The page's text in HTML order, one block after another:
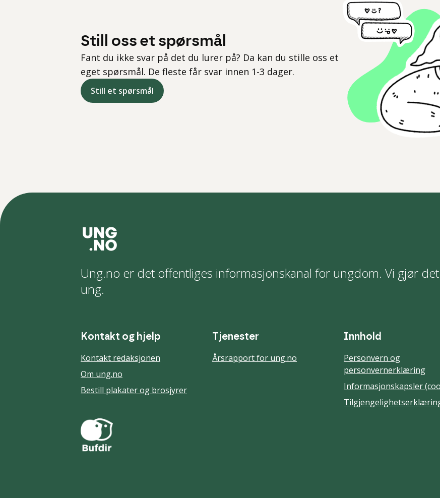
Still oss et spørsmål
Fant du ikke svar på det du lurer på? Da kan du stille oss et
eget spørsmål. De fleste får svar innen 1-3 dager.
Still et spørsmål
Ung.no er det offentliges informasjonskanal for ungdom. Vi gjør
ung.
Kontakt og hjelp
Kontakt redaksjonen
Om ung.no
Bestill plakater og brosjyrer
Tjenester
Årsrapport for ung.no
Innhold
Personvern og
personvernerklæring
Informasjonskapsler